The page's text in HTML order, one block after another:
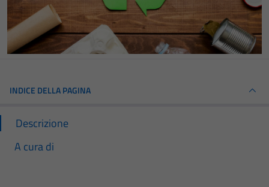
INDICE DELLA PAGINA
Descrizione
A cura di